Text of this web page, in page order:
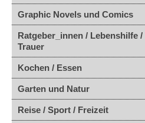
Graphic Novels und Comics
Ratgeber_innen / Lebenshilfe /
Trauer
Kochen / Essen
Garten und Natur
Reise / Sport / Freizeit